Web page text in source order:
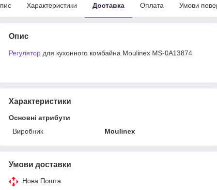
Характеристики Доставка Оплата Умови
Опис
Регулятор для кухонного комбайна Moulinex MS-0A13874
Характеристики
Основні атрибути
Виробник
Moulinex
Умови доставки
Нова Пошта